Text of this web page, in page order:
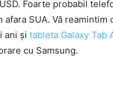
Foarte probabil
SUA. Vă reamintim
ani și tableta Galaxy Tab
cu Samsung.